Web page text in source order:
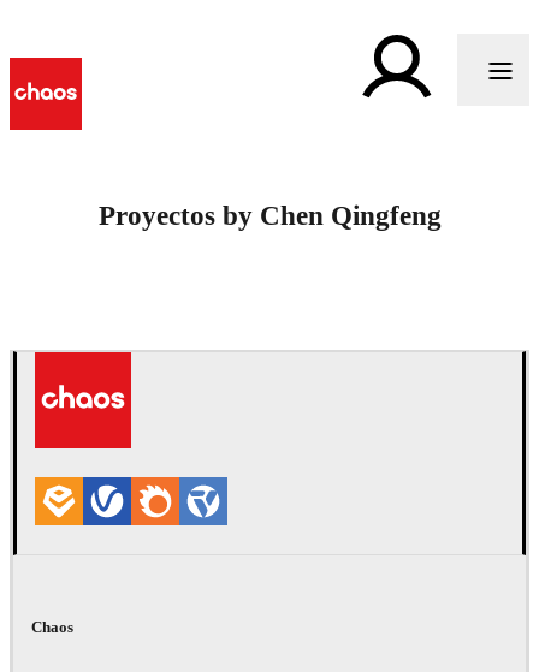
Proyectos by Chen Qingfeng
Chaos